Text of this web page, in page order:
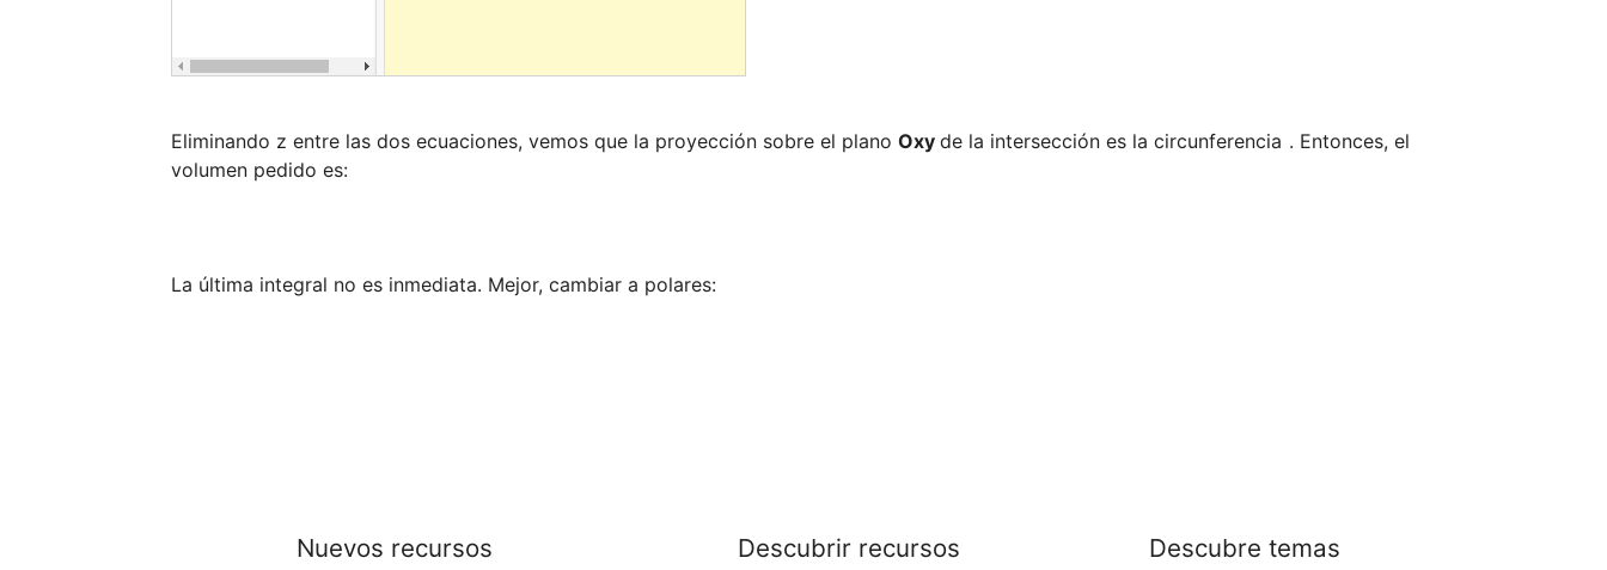
Eliminando z entre las dos ecuaciones, vemos que la proyección sobre el plano Oxy de la intersección es la circunferencia . Entonces, el
volumen pedido es:
La última integral no es inmediata. Mejor, cambiar a polares:
Nuevos recursos Descubrir recursos Descubre temas